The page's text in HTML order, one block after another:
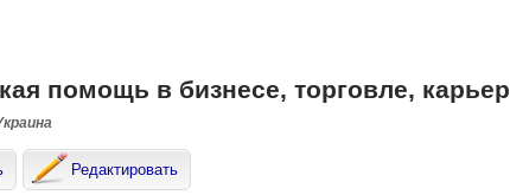
помощь в бизнесе, торговле,
Редактировать